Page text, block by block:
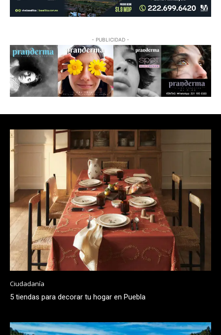
- PUBLICIDAD -
Ciudadanía
5 tiendas para decorar tu hogar en Puebla